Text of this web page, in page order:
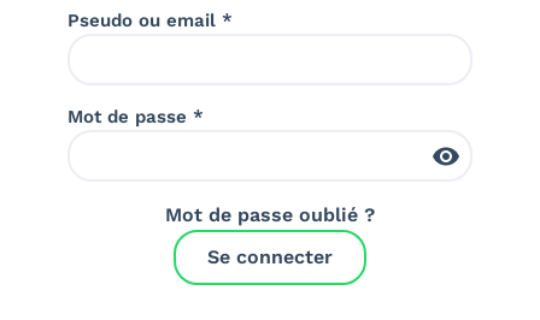
Pseudo ou email *
Mot de passe *
Mot de passe oublié ?
Se connecter